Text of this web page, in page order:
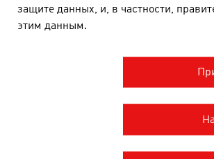
listen downloads
ФАЙЛЫ ДЛЯ
No. 157, Fresh View,
No. 153, Fresh View,
защите данных, и, в частности,
этим данным.